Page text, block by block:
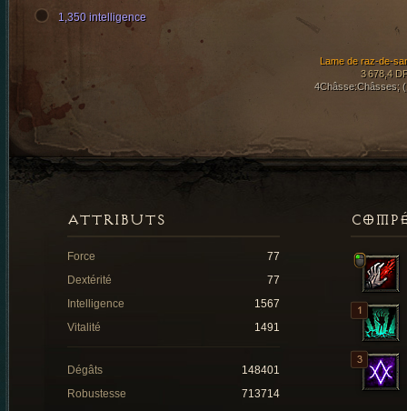
Lame de raz-de-
3 678,4
4Châsse:Châsses;
1,350 intelligence
ATTRIBUTS
Force
77
Dextérité
77
Intelligence
1567
Vitalité
1491
Dégâts
148401
Robustesse
713714